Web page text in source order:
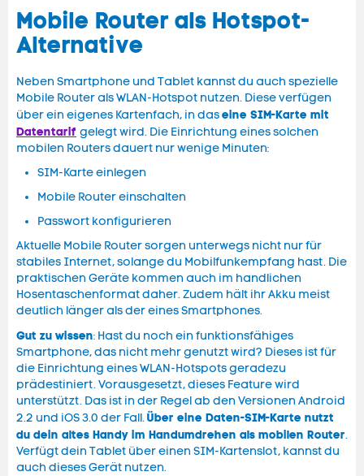
Mobile Router als Hotspot-
Alternative
Neben Smartphone und Tablet kannst du auch spezielle
Mobile Router als WLAN-Hotspot nutzen. Diese verfügen
über ein eigenes Kartenfach, in daseine SIM-Karte mit
Datentarif gelegt wird. Die Einrichtung eines solchen
mobilen Routers dauert nur wenige Minuten:
SIM-Karte einlegen
Mobile Router einschalten
Passwort konfigurieren
Aktuelle Mobile Router sorgen unterwegs nicht nur für
stabiles Internet, solange du Mobilfunkempfang hast. Die
praktischen Geräte kommen auch im handlichen
Hosentaschenformat daher. Zudem hält ihr Akku meist
deutlich länger als der eines Smartphones.
Gut zu wissen: Hast du noch ein funktionsfähiges
Smartphone, das nicht mehr genutzt wird? Dieses ist für
die Einrichtung eines WLAN-Hotspots geradezu
prädestiniert. Vorausgesetzt, dieses Feature wird
unterstützt. Das ist in der Regel ab den Versionen Android
2.2 und iOS 3.0 der Fall.Über eine Daten-SIM-Karte nutzt
du dein altes Handy im Handumdrehen als mobilen Router.
Verfügt dein Tablet über einen SIM-Kartenslot, kannst du
auch dieses Gerät nutzen.